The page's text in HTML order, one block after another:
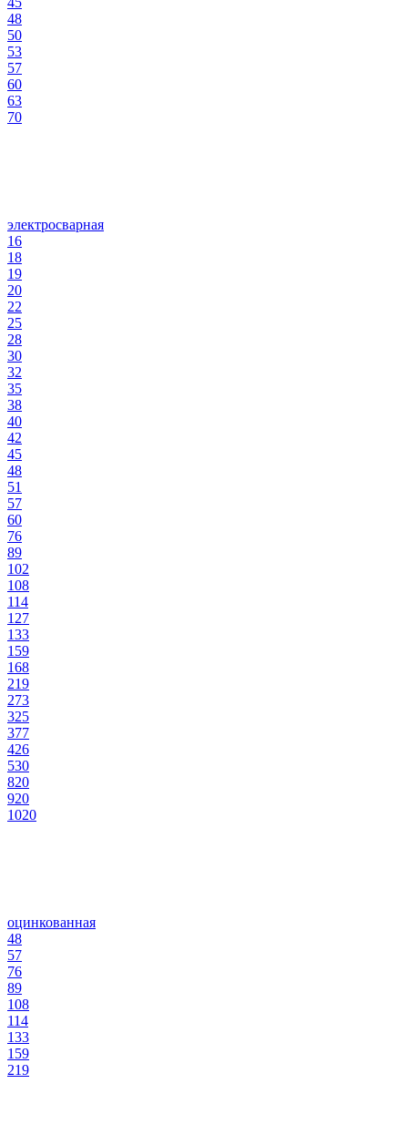
48
50
53
57
60
63
70
электросварная
16
18
19
20
22
25
28
30
32
35
38
40
42
45
48
51
57
60
76
89
102
108
114
127
133
159
168
219
273
325
377
426
530
820
920
1020
оцинкованная
48
57
76
89
108
114
133
159
219